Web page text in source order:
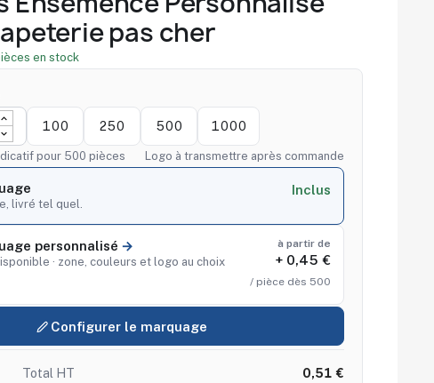
pas cher
en stock
100 250 500 1000
pour 500 pièces Logo à transmettre après commande
livré tel quel.
Inclus
personnalisé
· zone, couleurs et logo au choix
à partir de
+ 0,45 €
/ pièce dès 500
Configurer le marquage
Total HT
0,51 €